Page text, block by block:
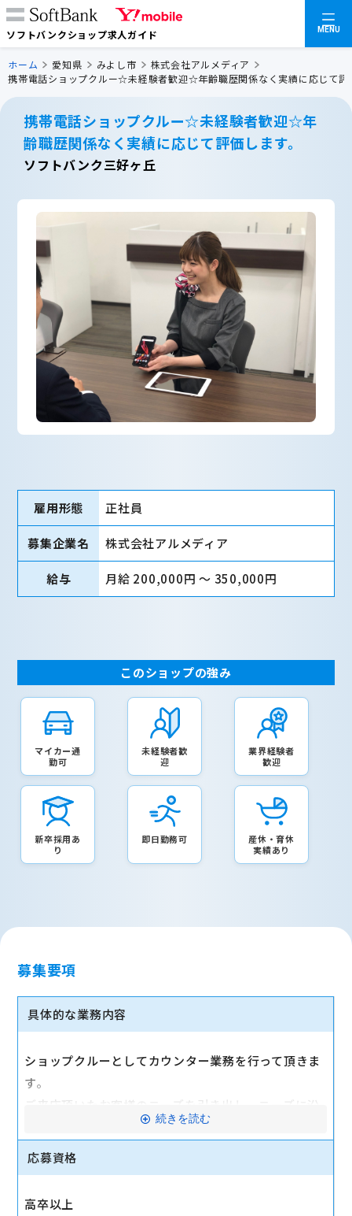
ソフトバンクショップ求人ガイド MENU
ホーム 愛知県 みよし市
株式会社アルメディア
携帯電話ショップクルー☆未経験者歓迎☆年齢職歴関係なく実績に応じて評
携帯電話ショップクルー☆未経験者歓迎☆年
齢職歴関係なく実績に応じて評価します。
ソフトバンク三好ヶ丘
雇用形態 正社員
募集企業名 株式会社アルメディア
給与 月給 200,000円 〜 350,000円
このショップの強み
マイカー通
勤可
未経験者歓
迎
業界経験者
歓迎
新卒採用あ
り
即日勤務可
産休・育休
実績あり
募集要項
具体的な業務内容
ショップクルーとしてカウンター業務を行って頂きま
す。
ご来店頂いたお客様のニーズを引き出し、ニーズに沿
った提案で快適な携帯電話ライフをお送り頂くことが
お仕事です。
続きを読む
応募資格
高卒以上